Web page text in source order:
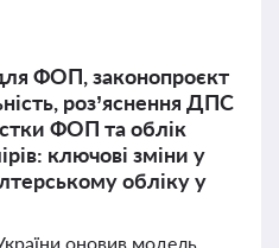
ФОП, законопроєкт
роз’яснення ДПС
ФОП та облік
ключові зміни у
обліку у
оновив модель